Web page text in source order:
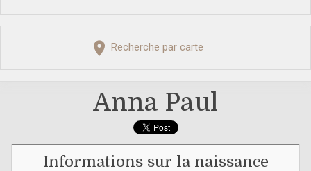
Recherche par carte
Anna Paul
Informations sur la naissance